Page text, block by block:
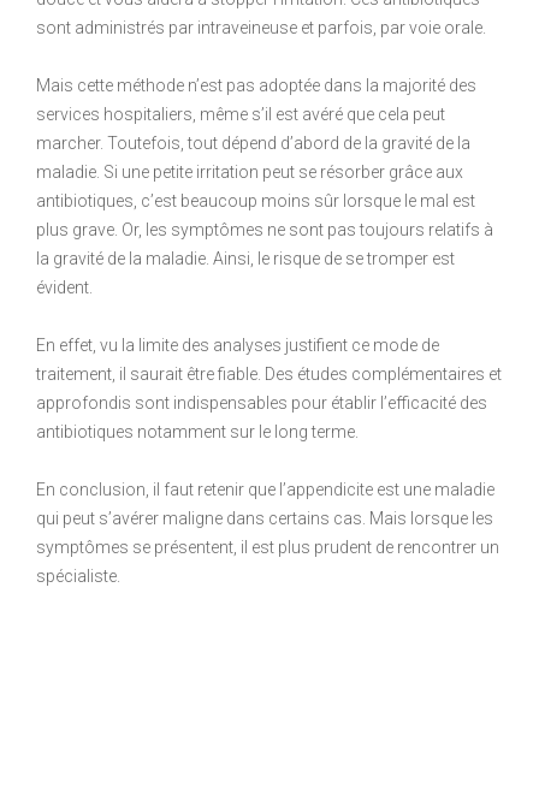
sont administrés par intraveineuse et parfois, par voie orale.
Mais cette méthode n’est pas adoptée dans la majorité des
services hospitaliers, même s’il est avéré que cela peut
marcher. Toutefois, tout dépend d’abord de la gravité de la
maladie. Si une petite irritation peut se résorber grâce aux
antibiotiques, c’est beaucoup moins sûr lorsque le mal est
plus grave. Or, les symptômes ne sont pas toujours relatifs à
la gravité de la maladie. Ainsi, le risque de se tromper est
évident.
En effet, vu la limite des analyses justifient ce mode de
traitement, il saurait être fiable. Des études complémentaires et
approfondis sont indispensables pour établir l’efficacité des
antibiotiques notamment sur le long terme.
En conclusion, il faut retenir que l’appendicite est une maladie
qui peut s’avérer maligne dans certains cas. Mais lorsque les
symptômes se présentent, il est plus prudent de rencontrer un
spécialiste.